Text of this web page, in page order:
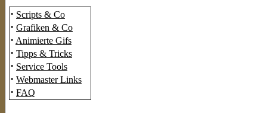
· Scripts & Co
· Grafiken & Co
· Animierte Gifs
· Tipps & Tricks
· Service Tools
· Webmaster Links
· FAQ